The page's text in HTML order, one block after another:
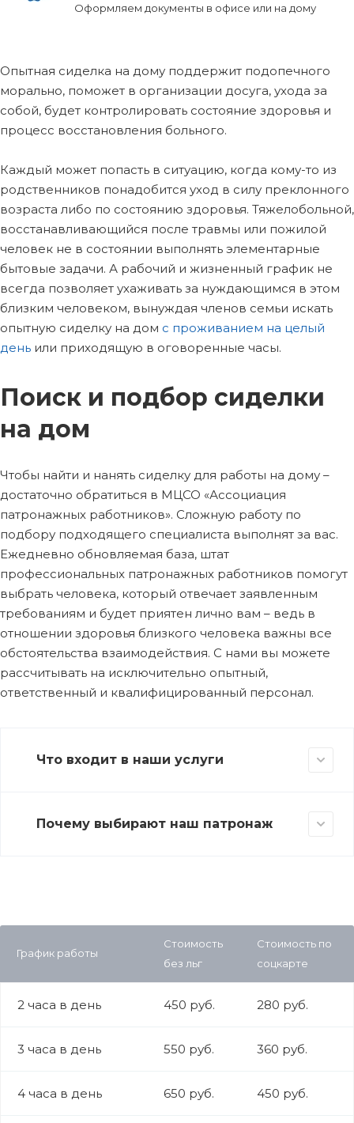
Оформляем документы в офисе или на дому
Опытная сиделка на дому поддержит подопечного
морально, поможет в организации досуга, ухода за
собой, будет контролировать состояние здоровья и
процесс восстановления больного.
Каждый может попасть в ситуацию, когда кому-то из
родственников понадобится уход в силу преклонного
возраста либо по состоянию здоровья. Тяжелобольной,
восстанавливающийся после травмы или пожилой
человек не в состоянии выполнять элементарные
бытовые задачи. А рабочий и жизненный график не
всегда позволяет ухаживать за нуждающимся в этом
близким человеком, вынуждая членов семьи искать
опытную сиделку на дом с проживанием на целый
день или приходящую в оговоренные часы.
Поиск и подбор сиделки
на дом
Чтобы найти и нанять сиделку для работы на дому –
достаточно обратиться в МЦСО «Ассоциация
патронажных работников». Сложную работу по
подбору подходящего специалиста выполнят за вас.
Ежедневно обновляемая база, штат
профессиональных патронажных работников помогут
выбрать человека, который отвечает заявленным
требованиям и будет приятен лично вам – ведь в
отношении здоровья близкого человека важны все
обстоятельства взаимодействия. С нами вы можете
рассчитывать на исключительно опытный,
ответственный и квалифицированный персонал.
Что входит в наши услуги
Почему выбирают наш патронаж
График работы
Стоимость
без льг
Стоимость по
соцкарте
2 часа в день 450 руб. 280 руб.
3 часа в день 550 руб. 360 руб.
4 часа в день 650 руб. 450 руб.